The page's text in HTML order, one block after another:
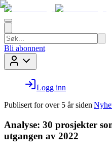
Bli abonnent
Logg inn
Publisert for over 5 år siden|
Analyse: 30 prosjekter
utgangen av 2022